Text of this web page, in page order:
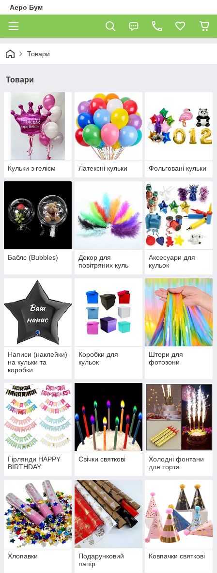
Аеро Бум
Товари
Товари
Кульки з гелієм Латексні кульки Фольговані кульки
Баблс (Bubbles)
Декор для
повітряних куль
Аксесуари для
кульок
Написи (наклейки)
на кульки та
коробки
Коробки для
кульок
Штори для
фотозони
Гірлянди HAPPY
BIRTHDAY
Свічки святкові
Холодні фонтани
для торта
Хлопавки
Подарунковий
папір
Ковпачки святкові